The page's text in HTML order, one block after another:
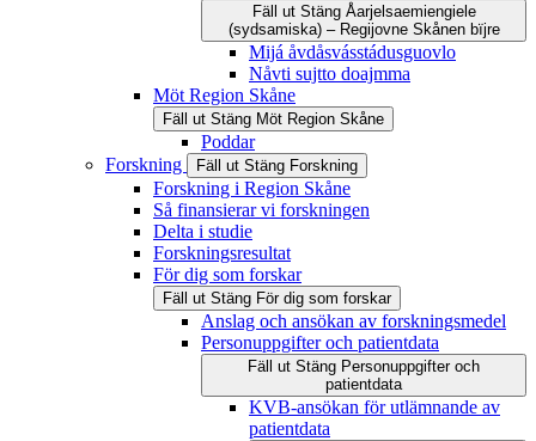
Fäll ut Stäng Åarjelsaemiengiele
(sydsamiska) – Regijovne Skånen bïjre
Mijá åvdåsvásstádusguovlo
Nåvti sujtto doajmma
Möt Region Skåne
Fäll ut Stäng Möt Region Skåne
Poddar
Forskning
Fäll ut Stäng Forskning
Forskning i Region Skåne
Så finansierar vi forskningen
Delta i studie
Forskningsresultat
För dig som forskar
Fäll ut Stäng För dig som forskar
Anslag och ansökan av forskningsmedel
Personuppgifter och patientdata
Fäll ut Stäng Personuppgifter och
patientdata
KVB-ansökan för utlämnande av
patientdata